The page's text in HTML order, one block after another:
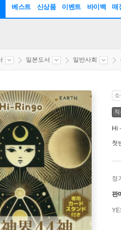
베스트 신상품 이벤트 바이백 매
일본도서 일반사회
Hi
첫
정
판